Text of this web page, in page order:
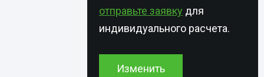
отправьте заявку для
индивидуального расчета.
Изменить